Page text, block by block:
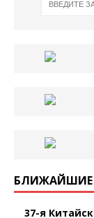
БЛИЖАЙШИЕ
37-я